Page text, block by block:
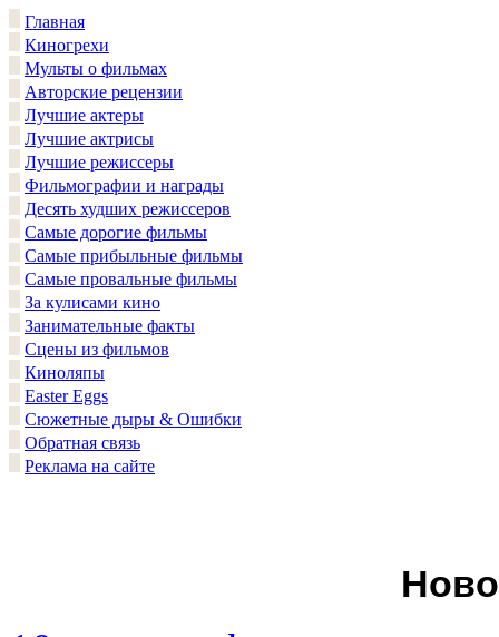
Главная
Киногрехи
Мульты о фильмах
Авторские рецензии
Лучшие актеры
Лучшие актрисы
Лучшие режиссеры
Фильмографии и награды
Десять худших режиссеров
Самые дорогие фильмы
Самые прибыльные фильмы
Самые провальные фильмы
За кулисами кино
Занимательные факты
Сцены из фильмов
Киноляпы
Easter Eggs
Сюжетные дыры & Ошибки
Обратная связь
Реклама на сайте